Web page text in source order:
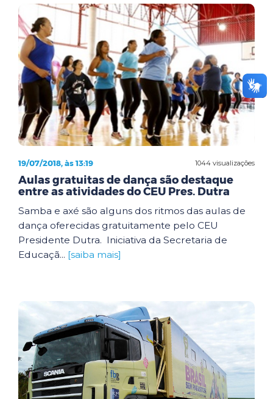
1044 visualizações
19/07/2018, às 13:19
Aulas gratuitas de dança são destaque
entre as atividades do CEU Pres. Dutra
Samba e axé são alguns dos ritmos das aulas de
dança oferecidas gratuitamente pelo CEU
Presidente Dutra. Iniciativa da Secretaria de
Educaçã... [saiba mais]